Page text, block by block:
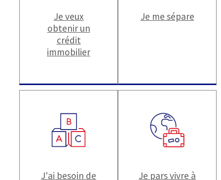
Je veux
obtenir un
crédit
immobilier
Je me sépare
J'ai besoin de Je pars vivre à